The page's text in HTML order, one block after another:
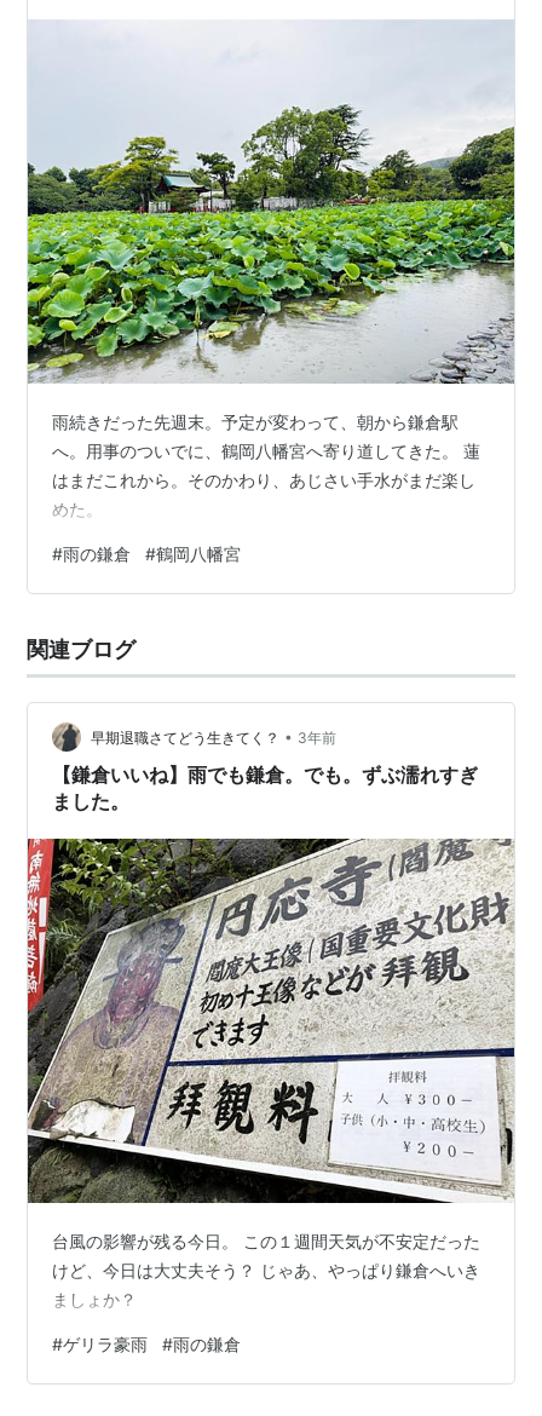
雨続きだった先週末。予定が変わって、朝から鎌倉駅
へ。用事のついでに、鶴岡八幡宮へ寄り道してきた。 蓮
はまだこれから。そのかわり、あじさい手水がまだ楽し
めた。
#雨の鎌倉 #鶴岡八幡宮
関連ブログ
早期退職さてどう生きてく？ • 3年前
【鎌倉いいね】雨でも鎌倉。でも。ずぶ濡れすぎ
ました。
台風の影響が残る今日。 この１週間天気が不安定だった
けど、今日は大丈夫そう？ じゃあ、やっぱり鎌倉へいき
ましょか？
#ゲリラ豪雨 #雨の鎌倉